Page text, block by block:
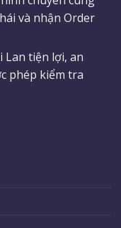
và nhận Order
Lan tiện lợi, an
phép kiểm tra